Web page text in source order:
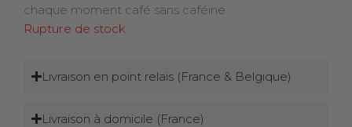
chaque moment café sans caféine.
Rupture de stock
Livraison en point relais (France & Belgique)
Livraison à domicile (France)